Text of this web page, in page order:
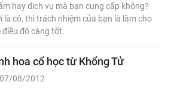
hay dịch vụ mà bạn cung cấp không?
là có, thì trách nhiệm của bạn là làm cho
đó càng tốt.
hoa cổ học từ Khổng Tử
07/08/2012